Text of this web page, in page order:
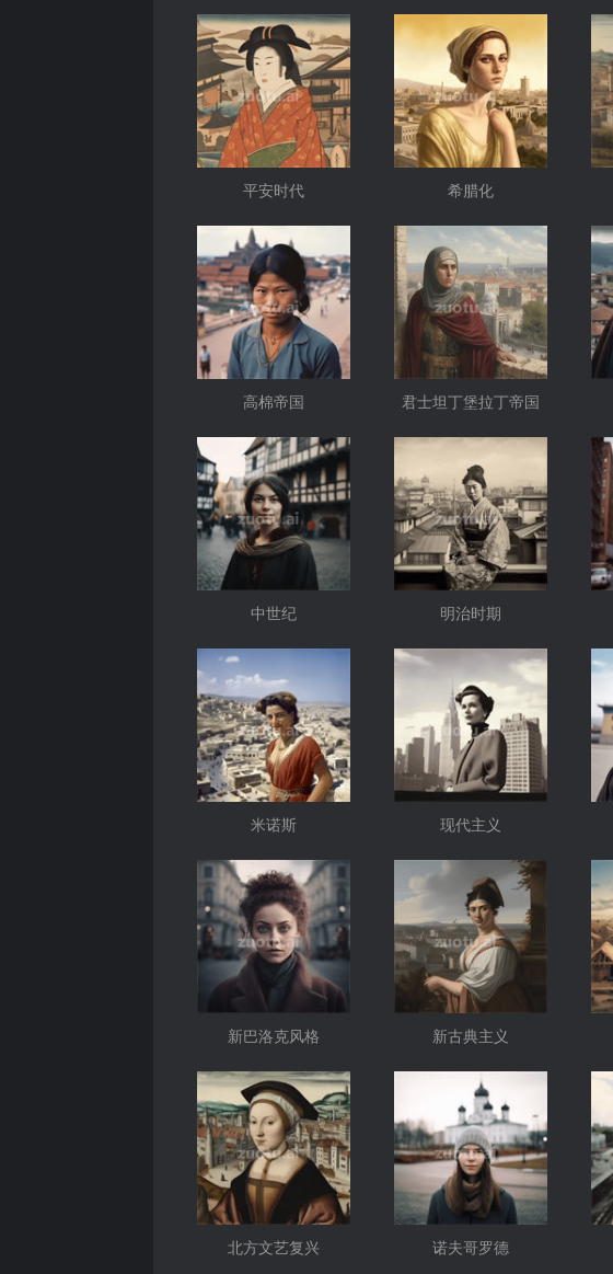
平安时代 希腊化
高棉帝国 君士坦丁堡拉丁帝国
中世纪 明治时期
米诺斯 现代主义
新巴洛克风格 新古典主义
北方文艺复兴 诺夫哥罗德